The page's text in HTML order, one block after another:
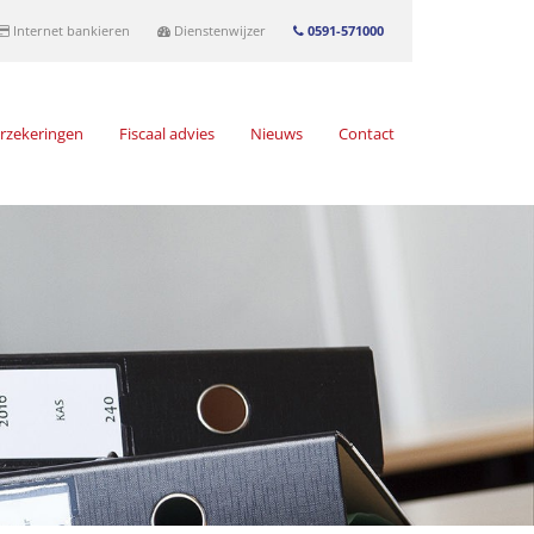
Internet bankieren Dienstenwijzer 0591-571000
Fiscaal advies Nieuws Contact